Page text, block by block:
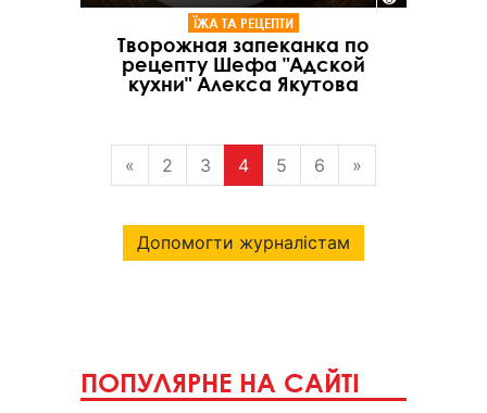
ЇЖА ТА РЕЦЕПТИ
Творожная запеканка по
рецепту Шефа "Адской
кухни" Алекса Якутова
« 2 3 4 5 6 »
Допомогти журналістам
ПОПУЛЯРНЕ НА САЙТІ